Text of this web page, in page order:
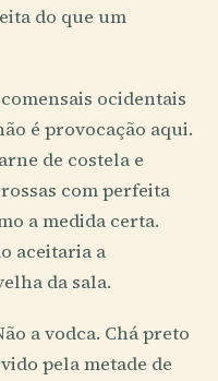
do que um
ocidentais
é provocação aqui.
de costela e
com perfeita
a medida certa.
aceitaria a
da sala.
a vodca. Chá preto
pela metade de